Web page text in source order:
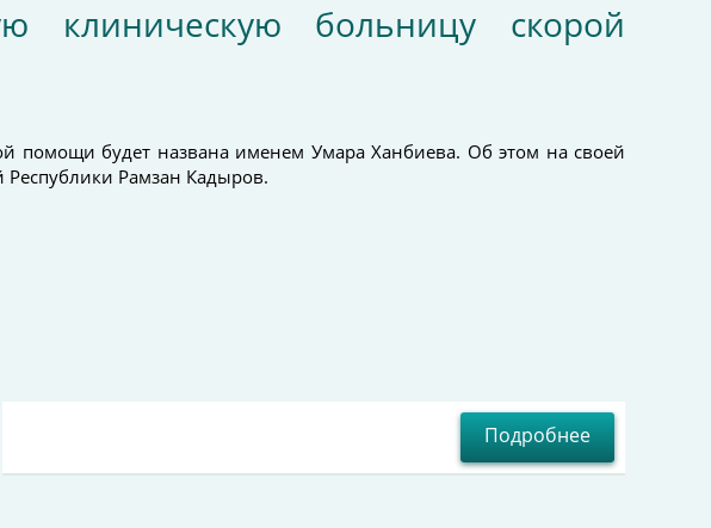
клиническую больницу скорой
помощи будет названа именем Умара Ханбиева. Об этом на своей
Рамзан Кадыров.
Подробнее